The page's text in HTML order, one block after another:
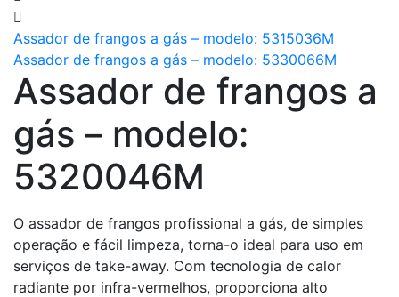
Assador de frangos a gás – modelo: 5315036M
Assador de frangos a gás – modelo: 5330066M
Assador de frangos a
gás – modelo:
5320046M
O assador de frangos profissional a gás, de simples
operação e fácil limpeza, torna-o ideal para uso em
serviços de take-away. Com tecnologia de calor
radiante por infra-vermelhos, proporciona alto